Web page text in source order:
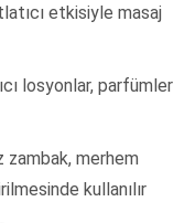
etkisiyle masaj
losyonlar, parfümler
zambak, merhem
kullanılır